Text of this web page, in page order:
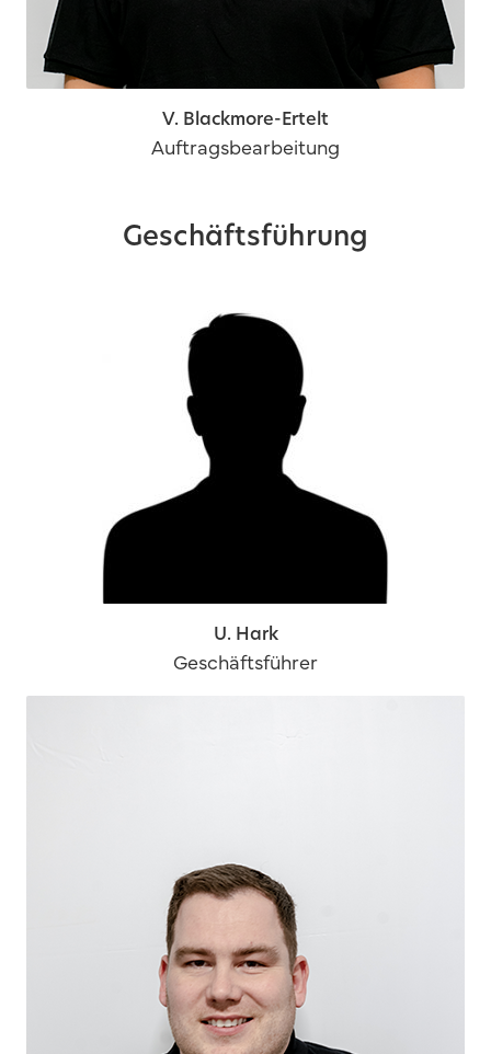
V. Blackmore-Ertelt
Auftragsbearbeitung
Geschäftsführung
U. Hark
Geschäftsführer